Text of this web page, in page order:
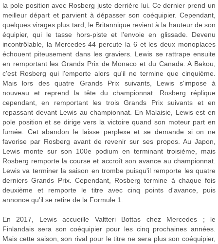
la pole position avec Rosberg juste derrière lui. Ce dernier prend un
meilleur départ et parvient à dépasser son coéquipier. Cependant,
quelques virages plus tard, le Britannique revient à la hauteur de son
équipier, qui le tasse hors-piste et l'envoie en glissade. Devenu
incontrôlable, la Mercedes 44 percute la 6 et les deux monoplaces
échouent piteusement dans les graviers. Lewis se rattrape ensuite
en remportant les Grands Prix de Monaco et du Canada. A Bakou,
c'est Rosberg qui l'emporte alors qu'il ne termine que cinquième.
Mais lors des quatre Grands Prix suivants, Lewis s'impose à
nouveau et reprend la tête du championnat. Rosberg réplique
cependant, en remportant les trois Grands Prix suivants et en
repassant devant Lewis au championnat. En Malaisie, Lewis est en
pole position et se dirige vers la victoire quand son moteur part en
fumée. Cet abandon le laisse perplexe et se demande si on ne
favorise par Rosberg avant de revenir sur ses propos. Au Japon,
Lewis monte sur son 100e podium en terminant troisième, mais
Rosberg remporte la course et accroît son avance au championnat.
Lewis va terminer la saison en trombe puisqu'il remporte les quatre
derniers Grands Prix. Cependant, Rosberg termine à chaque fois
deuxième et remporte le titre avec cinq points d'avance, puis
annonce qu'il se retire de la Formule 1.
En 2017, Lewis accueille Valtteri Bottas chez Mercedes ; le
Finlandais sera son coéquipier pour les cinq prochaines années.
Mais cette saison, son rival pour le titre ne sera plus son coéquipier,